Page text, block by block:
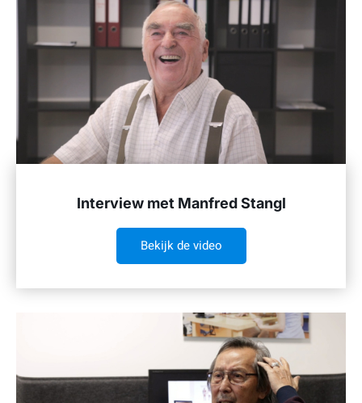
Interview met Manfred Stangl
Bekijk de video